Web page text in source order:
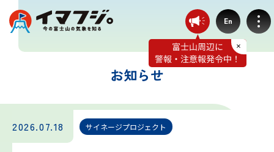
En
登山ルート別気象
富士宮ルート
お知らせ
2026.07.18 サイネージプロジェクト